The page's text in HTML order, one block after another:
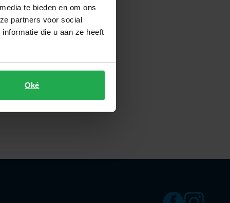
te bieden en om ons
partners voor social
die u aan ze heeft
Oké